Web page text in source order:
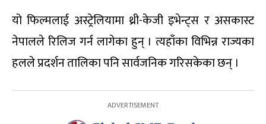
यो फिल्मलाई अस्ट्रेलियामा थ्री-केजी इभेन्ट्स र असकास्ट
नेपालले रिलिज गर्न लागेका हुन् । त्यहाँका विभिन्न राज्यका
हलले प्रदर्शन तालिका पनि सार्वजनिक गरिसकेका छन् ।